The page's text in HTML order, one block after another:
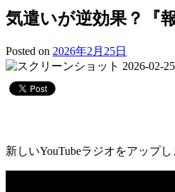
気遣いが逆効果？『
Posted on 2026年2月25日
新しいYouTubeラジオをアップし